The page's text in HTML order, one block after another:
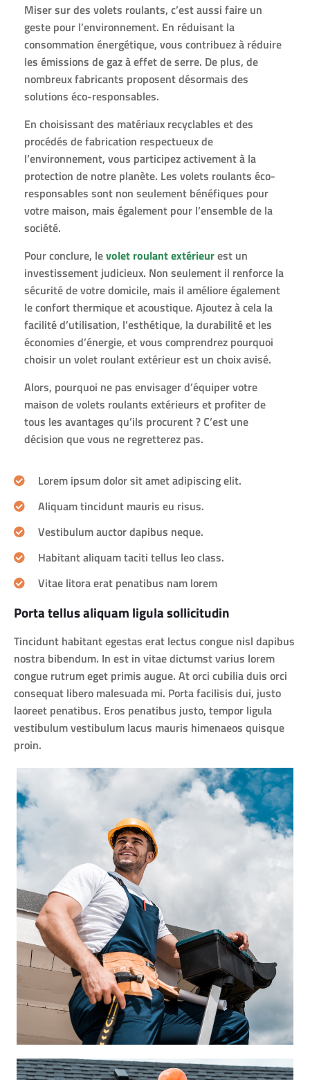
Miser sur des volets roulants, c’est aussi faire un
geste pour l’environnement. En réduisant la
consommation énergétique, vous contribuez à réduire
les émissions de gaz à effet de serre. De plus, de
nombreux fabricants proposent désormais des
solutions éco-responsables.
En choisissant des matériaux recyclables et des
procédés de fabrication respectueux de
l’environnement, vous participez activement à la
protection de notre planète. Les volets roulants éco-
responsables sont non seulement bénéfiques pour
votre maison, mais également pour l’ensemble de la
société.
Pour conclure, levolet roulant extérieurest un
investissement judicieux. Non seulement il renforce la
sécurité de votre domicile, mais il améliore également
le confort thermique et acoustique. Ajoutez à cela la
facilité d’utilisation, l’esthétique, la durabilité et les
économies d’énergie, et vous comprendrez pourquoi
choisir un volet roulant extérieur est un choix avisé.
Alors, pourquoi ne pas envisager d’équiper votre
maison de volets roulants extérieurs et profiter de
tous les avantages qu’ils procurent ? C’est une
décision que vous ne regretterez pas.
Lorem ipsum dolor sit amet adipiscing elit.
Aliquam tincidunt mauris eu risus.
Vestibulum auctor dapibus neque.
Habitant aliquam taciti tellus leo class.
Vitae litora erat penatibus nam lorem
Porta tellus aliquam ligula sollicitudin
Tincidunt habitant egestas erat lectus congue nisl dapibus
nostra bibendum. In est in vitae dictumst varius lorem
congue rutrum eget primis augue. At orci cubilia duis orci
consequat libero malesuada mi. Porta facilisis dui, justo
laoreet penatibus. Eros penatibus justo, tempor ligula
vestibulum vestibulum lacus mauris himenaeos quisque
proin.